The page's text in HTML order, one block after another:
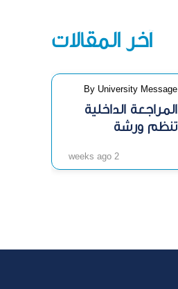
آخر المقالات
By University Message
المراجعة الداخلية
تنظم ورشة
2 weeks ago